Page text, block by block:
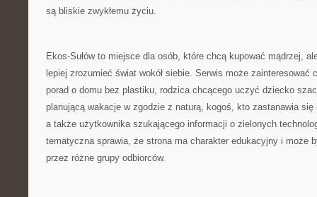
są bliskie zwykłemu życiu.
Ekos-Sułów to miejsce dla osób, które chcą kupować mądrzej,
lepiej zrozumieć świat wokół siebie. Serwis może zainteresować
porad o domu bez plastiku, rodzica chcącego uczyć dziecko
planującą wakacje w zgodzie z naturą, kogoś, kto zastanawia się
a także użytkownika szukającego informacji o zielonych
tematyczna sprawia, że strona ma charakter edukacyjny i może
przez różne grupy odbiorców.